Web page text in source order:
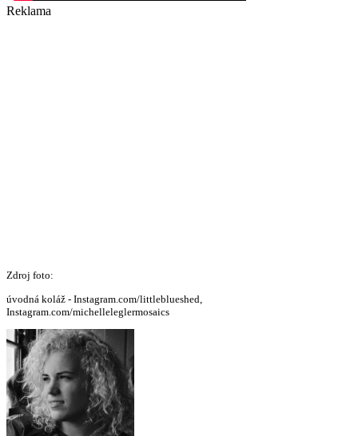
Reklama
Zdroj foto:
úvodná koláž - Instagram.com/littleblueshed,
Instagram.com/michelleleglermosaics